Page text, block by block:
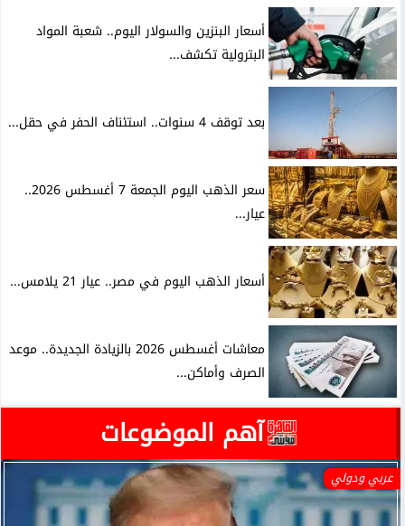
أسعار البنزين والسولار اليوم.. شعبة المواد
البترولية تكشف...
بعد توقف 4 سنوات.. استئناف الحفر في حقل...
سعر الذهب اليوم الجمعة 7 أغسطس 2026..
عيار...
أسعار الذهب اليوم في مصر.. عيار 21 يلامس...
معاشات أغسطس 2026 بالزيادة الجديدة.. موعد
الصرف وأماكن...
آهم الموضوعات
عربي ودولي